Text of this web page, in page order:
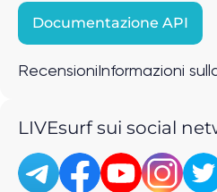
Documentazione API
Recensioni Informazioni
LIVEsurf sui social